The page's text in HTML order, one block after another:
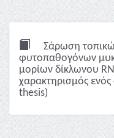
Σάρωση
φυτοπαθογόνων
μορίων δίκλωνου
χαρακτηρισμός
thesis)